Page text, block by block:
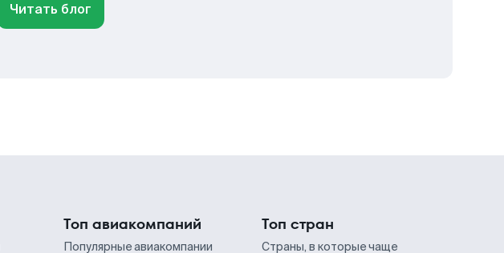
Читать блог
Топ авиакомпаний
Популярные авиакомпании
Топ стран
Страны, в которые чаще